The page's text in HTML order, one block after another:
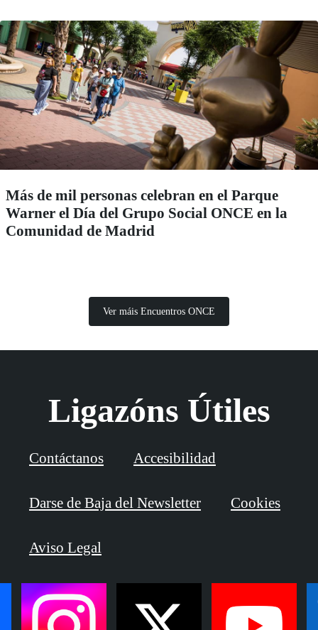
Más de mil personas celebran en el Parque
Warner el Día del Grupo Social ONCE en la
Comunidad de Madrid
Ver máis Encuentros ONCE
Ligazóns Útiles
Contáctanos Accesibilidad
Darse de Baja del Newsletter Cookies
Aviso Legal